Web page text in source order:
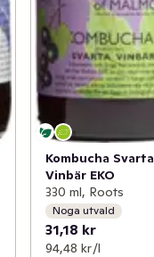
Kombucha Svarta
Vinbär EKO
330 ml, Roots
Noga utvald
31,18 kr
94,48 kr /l